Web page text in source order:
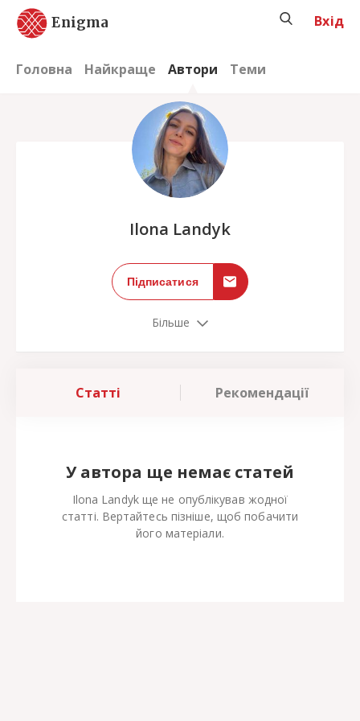
Enigma
Головна Найкраще Автори Теми
Вхід
Ilona Landyk
Підписатися
Більше
Статті Рекомендації
У автора ще немає статей
Ilona Landyk ще не опублікував жодної
статті. Вертайтесь пізніше, щоб побачити
його матеріали.